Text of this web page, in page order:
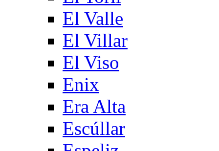
El Valle
El Villar
El Viso
Enix
Era Alta
Escúllar